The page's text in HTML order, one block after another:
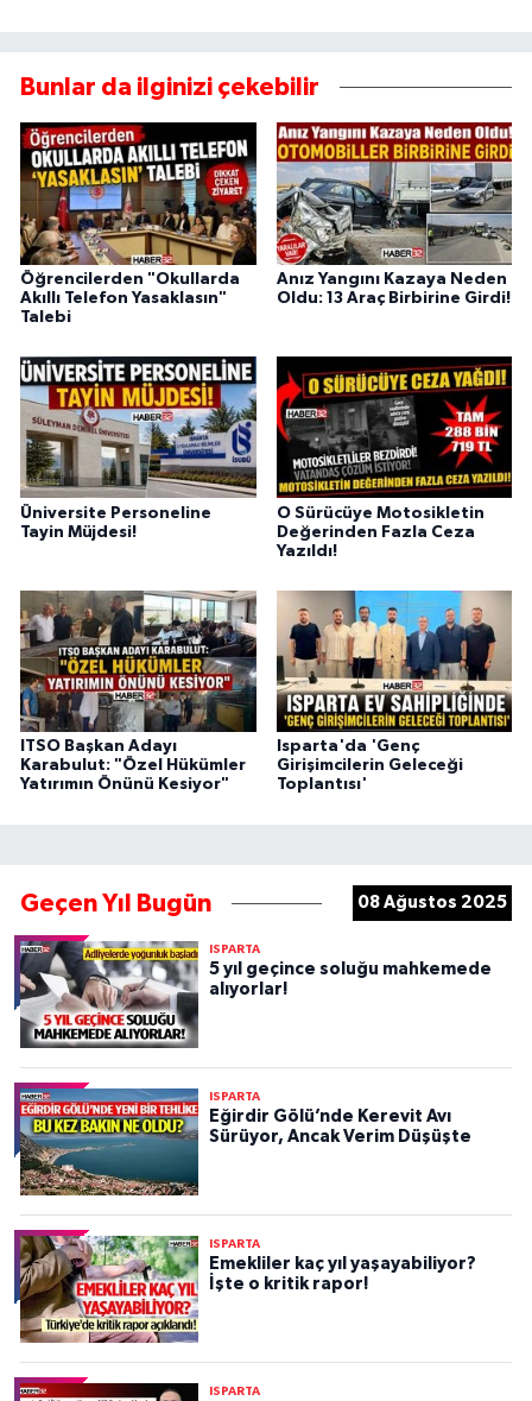
Bunlar da ilginizi çekebilir
Öğrencilerden "Okullarda
Akıllı Telefon Yasaklasın"
Talebi
Anız Yangını Kazaya Neden
Oldu: 13 Araç Birbirine Girdi!
Üniversite Personeline
Tayin Müjdesi!
O Sürücüye Motosikletin
Değerinden Fazla Ceza
Yazıldı!
ITSO Başkan Adayı
Karabulut: "Özel Hükümler
Yatırımın Önünü Kesiyor"
Isparta'da 'Genç
Girişimcilerin Geleceği
Toplantısı'
Geçen Yıl Bugün 08 Ağustos 2025
ISPARTA
5 yıl geçince soluğu mahkemede
alıyorlar!
ISPARTA
Eğirdir Gölü’nde Kerevit Avı
Sürüyor, Ancak Verim Düşüşte
ISPARTA
Emekliler kaç yıl yaşayabiliyor?
İşte o kritik rapor!
ISPARTA